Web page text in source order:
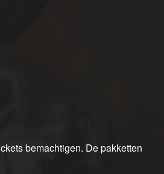
bemachtigen. De pakketten